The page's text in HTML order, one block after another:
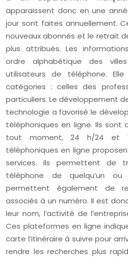
apparaissent donc en une
jour sont faites annuellement.
nouveaux abonnés et le retrait
plus attribués. Les
ordre alphabétique des
utilisateurs de téléphone.
catégories : celles des
particuliers. Le développement
technologie a favorisé le
téléphoniques en ligne. Ils sont
tout moment, 24 h/24 et
téléphoniques en ligne
services. Ils permettent de
téléphone de quelqu’un ou
permettent également de
associés à un numéro. Il est
leur nom, l’activité de
Ces plateformes en ligne
carte l’itinéraire à suivre pour
rendre les recherches plus